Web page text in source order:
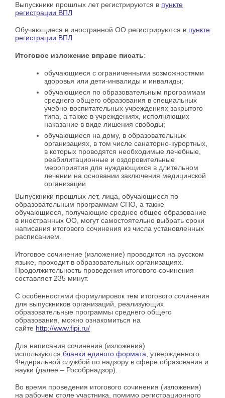
Выпускники прошлых лет регистрируются в пункте
регистрации ВПЛ
Обучающиеся в иностранной ОО регистрируются в пункте
регистрации ВПЛ
Итоговое изложение вправе писать:
обучающиеся с ограниченными возможностями
здоровья или дети-инвалиды и инвалиды;
обучающиеся по образовательным программам
среднего общего образования в специальных
учебно-воспитательных учреждениях закрытого
типа, а также в учреждениях, исполняющих
наказание в виде лишения свободы;
обучающиеся на дому, в образовательных
организациях, в том числе санаторно-курортных,
в которых проводятся необходимые лечебные,
реабилитационные и оздоровительные
мероприятия для нуждающихся в длительном
лечении на основании заключения медицинской
организации
Выпускники прошлых лет, лица, обучающиеся по
образовательным программам СПО, а также
обучающиеся, получающие среднее общее образование
в иностранных ОО, могут самостоятельно выбрать сроки
написания итогового сочинения из числа установленных
расписанием.
Итоговое сочинение (изложение) проводится на русском
языке, проходит в образовательных организациях.
Продолжительность проведения итогового сочинения
составляет 235 минут.
С особенностями формулировок тем итогового сочинения
для выпускников организаций, реализующих
образовательные программы среднего общего
образования, можно ознакомиться на
сайте http://www.fipi.ru/
Для написания сочинения (изложения)
используются бланки единого формата , утвержденного
Федеральной службой по надзору в сфере образования и
науки (далее – Рособрнадзор).
Во время проведения итогового сочинения (изложения)
на рабочем столе участника, помимо регистрационного